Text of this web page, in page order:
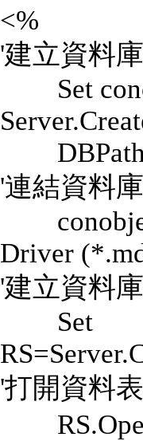
<%
'建立資料
Set
DBPath
'連結資
Driver
'建立資
Set
'打開資